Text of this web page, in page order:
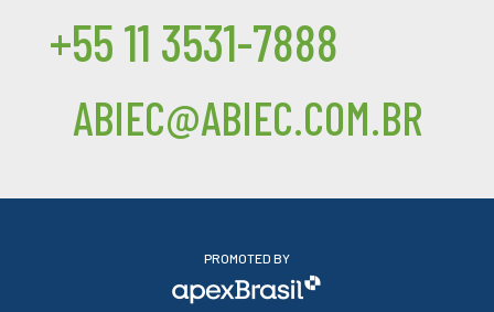
+55 11 3531-7888
ABIEC@ABIEC.COM.BR
PROMOTED BY